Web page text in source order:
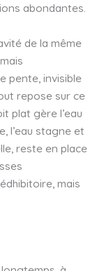
abondantes.
de la même
pente, invisible
repose sur ce
plat gère l’eau
l’eau stagne et
reste en place
mais